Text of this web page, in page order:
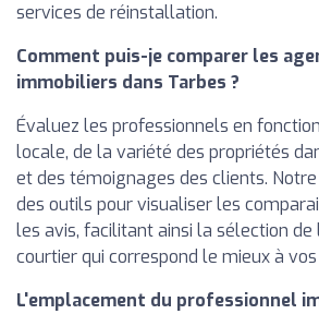
services de réinstallation.
Comment puis-je comparer les
immobiliers dans Tarbes ?
Évaluez les professionnels en
locale, de la variété des propriétés
et des témoignages des clients.
des outils pour visualiser les
les avis, facilitant ainsi la sélection de
courtier qui correspond le mieux à vos
L'emplacement du professionnel